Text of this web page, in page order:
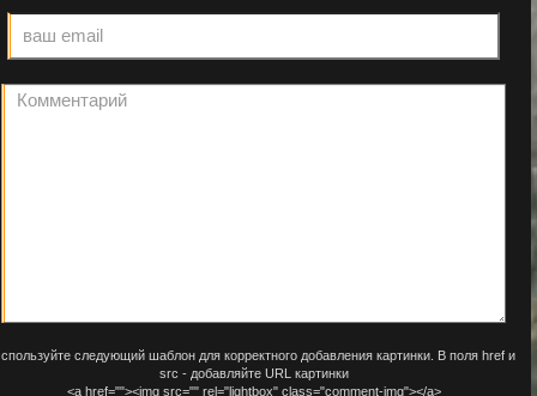
следующий шаблон для корректного добавления картинки. В поля href и
src - добавляйте URL картинки
<a href=""><img src="" rel="lightbox" class="comment-img"></a>